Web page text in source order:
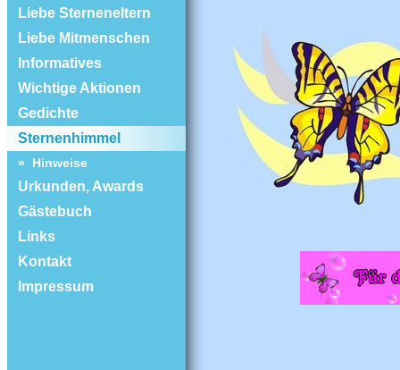
Liebe Sterneneltern
Liebe Mitmenschen
Informatives
Wichtige Aktionen
Gedichte
Sternenhimmel
» Hinweise
Urkunden, Awards
Gästebuch
Links
Kontakt
Impressum